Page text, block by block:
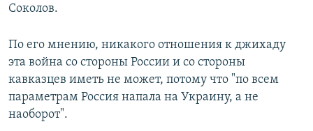
Соколов.
По его мнению, никакого отношения к джихаду
эта война со стороны России и со стороны
кавказцев иметь не может, потому что "по всем
параметрам Россия напала на Украину, а не
наоборот".